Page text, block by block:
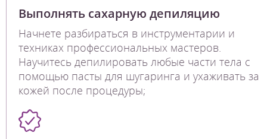
Выполнять сахарную депиляцию
Начнете разбираться в инструментарии и
техниках профессиональных мастеров.
Научитесь депилировать любые части тела с
помощью пасты для шугаринга и ухаживать за
кожей после процедуры;